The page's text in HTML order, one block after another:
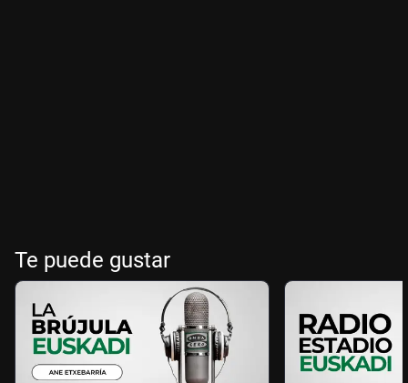
Te puede gustar